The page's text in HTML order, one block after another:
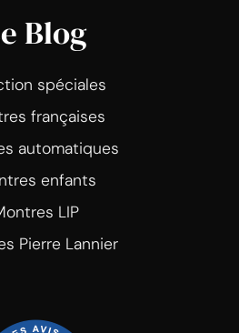
Blog
spéciales
françaises
automatiques
enfants
LIP
Pierre Lannier